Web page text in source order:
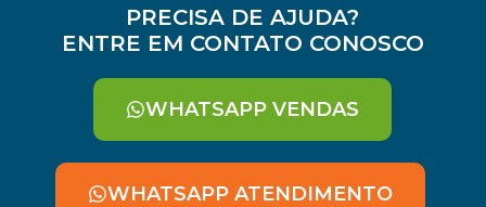
PRECISA DE AJUDA?
ENTRE EM CONTATO CONOSCO
WHATSAPP VENDAS
WHATSAPP ATENDIMENTO